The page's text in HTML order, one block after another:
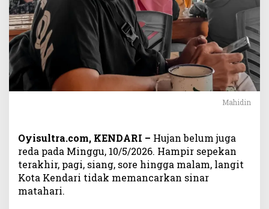
g
i
Mahidin
Oyisultra.com, KENDARI – Hujan belum juga
reda pada Minggu, 10/5/2026. Hampir sepekan
terakhir, pagi, siang, sore hingga malam, langit
Kota Kendari tidak memancarkan sinar
matahari.